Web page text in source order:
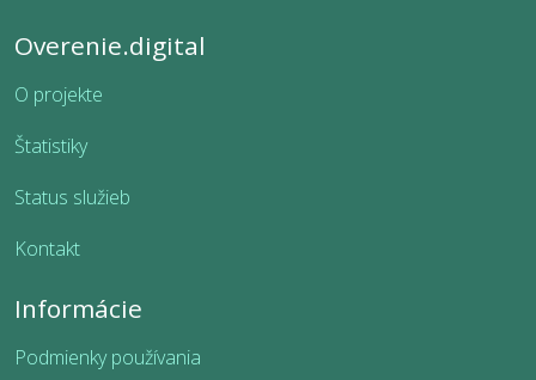
Overenie.digital
O projekte
Štatistiky
Status služieb
Kontakt
Informácie
Podmienky používania